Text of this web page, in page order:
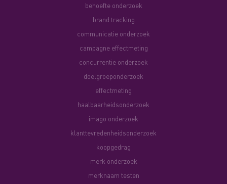
behoefte onderzoek
brand tracking
communicatie onderzoek
campagne effectmeting
concurrentie onderzoek
doelgroeponderzoek
effectmeting
haalbaarheidsonderzoek
imago onderzoek
klanttevredenheidsonderzoek
koopgedrag
merk onderzoek
merknaam testen